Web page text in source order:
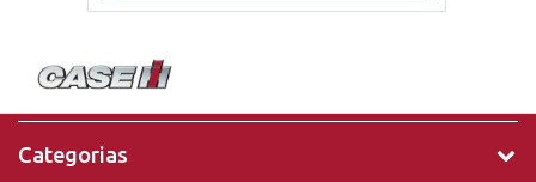
Categorias